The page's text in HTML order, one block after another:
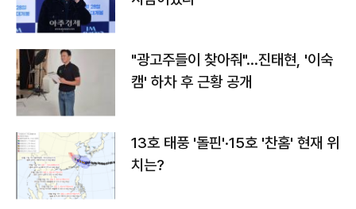
"광고주들이 찾아줘"…진태현, '이숙
캠' 하차 후 근황 공개
13호 태풍 '돌핀'·15호 '찬홈' 현재 위
치는?